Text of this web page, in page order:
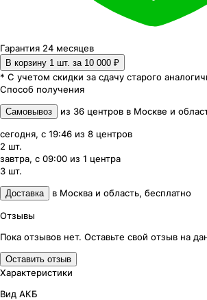
Гарантия 24 месяцев
В корзину 1 шт. за 10 000 ₽
* С учетом скидки за сдачу старого
Способ получения
Самовывоз из 36 центров в Москве и
сегодня, с 19:46 из 8 центров
2 шт.
завтра, с 09:00 из 1 центра
3 шт.
Доставка в Москва и область, бесплатно
Отзывы
Пока отзывов нет. Оставьте свой отзыв на
Оставить отзыв
Характеристики
Вид АКБ